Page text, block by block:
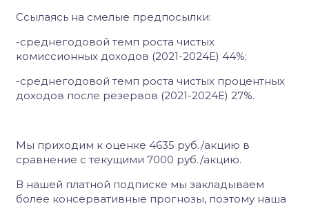
Ссылаясь на смелые предпосылки:
-среднегодовой темп роста чистых
комиссионных доходов (2021-2024E) 44%;
-среднегодовой темп роста чистых процентных
доходов после резервов (2021-2024E) 27%.
Мы приходим к оценке 4635 руб./акцию в
сравнение с текущими 7000 руб./акцию.
В нашей платной подписке мы закладываем
более консервативные прогнозы, поэтому наша